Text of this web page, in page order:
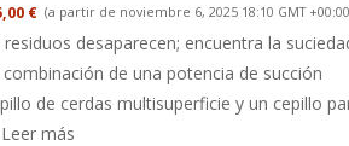
€ (a partir de noviembre 6, 2025 18:10 GMT
desaparecen; encuentra la
de una potencia de succión
de cerdas multisuperficie y un cepillo
Leer más